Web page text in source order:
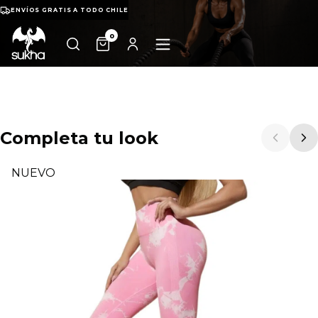
ENVÍOS GRATIS A TODO CHILE
0
Completa tu look
NUEVO